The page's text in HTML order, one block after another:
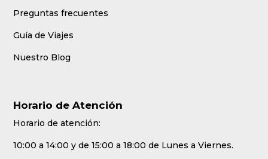
Preguntas frecuentes
Guía de Viajes
Nuestro Blog
Horario de Atención
Horario de atención:
10:00 a 14:00 y de 15:00 a 18:00 de Lunes a Viernes.